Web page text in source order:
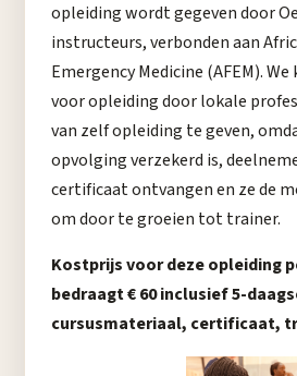
opleiding wordt gegeven door
instructeurs, verbonden aan
Emergency Medicine (AFEM).
voor opleiding door lokale
van zelf opleiding te geven,
opvolging verzekerd is,
certificaat ontvangen en ze de
om door te groeien tot trainer.
Kostprijs voor deze opleiding
bedraagt € 60 inclusief 5-
cursusmateriaal, certificaat,